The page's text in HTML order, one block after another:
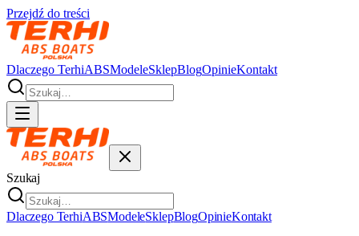
Przejdź do treści
Dlaczego TerhiABSModeleSklepBlogOpinieKontakt
Szukaj
Dlaczego TerhiABSModeleSklepBlogOpinieKontakt